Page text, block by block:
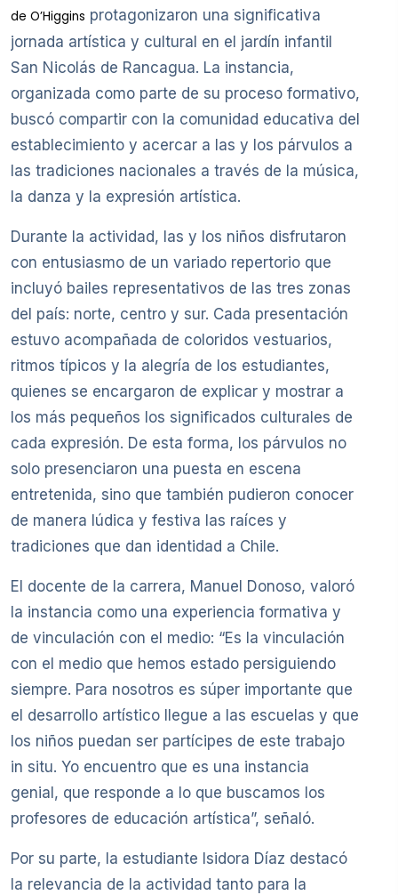
de O’Higgins protagonizaron una significativa
jornada artística y cultural en el jardín infantil
San Nicolás de Rancagua. La instancia,
organizada como parte de su proceso formativo,
buscó compartir con la comunidad educativa del
establecimiento y acercar a las y los párvulos a
las tradiciones nacionales a través de la música,
la danza y la expresión artística.
Durante la actividad, las y los niños disfrutaron
con entusiasmo de un variado repertorio que
incluyó bailes representativos de las tres zonas
del país: norte, centro y sur. Cada presentación
estuvo acompañada de coloridos vestuarios,
ritmos típicos y la alegría de los estudiantes,
quienes se encargaron de explicar y mostrar a
los más pequeños los significados culturales de
cada expresión. De esta forma, los párvulos no
solo presenciaron una puesta en escena
entretenida, sino que también pudieron conocer
de manera lúdica y festiva las raíces y
tradiciones que dan identidad a Chile.
El docente de la carrera, Manuel Donoso, valoró
la instancia como una experiencia formativa y
de vinculación con el medio: “Es la vinculación
con el medio que hemos estado persiguiendo
siempre. Para nosotros es súper importante que
el desarrollo artístico llegue a las escuelas y que
los niños puedan ser partícipes de este trabajo
in situ. Yo encuentro que es una instancia
genial, que responde a lo que buscamos los
profesores de educación artística”, señaló.
Por su parte, la estudiante Isidora Díaz destacó
la relevancia de la actividad tanto para la